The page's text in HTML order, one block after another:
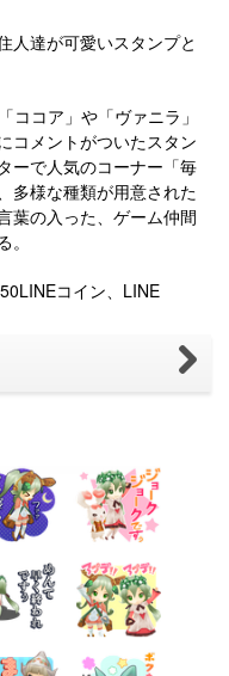
人達が可愛いスタンプと
ココア」や「ヴァニラ」
コメントがついたスタン
ーで人気のコーナー「毎
多様な種類が用意された
葉の入った、ゲーム仲間
コイン、LINE